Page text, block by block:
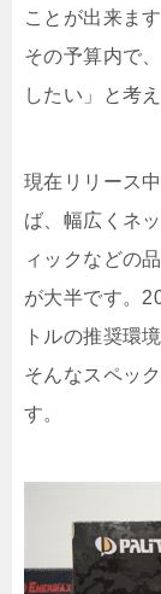
ことが出来ま
その予算内で
したい」と考
現在リリース
ば、幅広くネ
ィックなどの
が大半です。
トルの推奨環
そんなスペッ
す。